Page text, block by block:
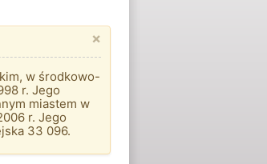
×
w środkowo-
r. Jego
miastem w
r. Jego
33 096.